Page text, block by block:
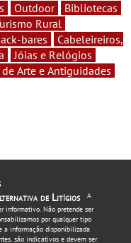
Outdoor
Bibliotecas
Rural
bares
Cabeleireiros,
Jóias e Relógios
de Arte e Antiguidades
de Litígios
A
informativo. Não pretende ser
por qualquer tipo
a informação disponibilizada
são indicativos e devem ser